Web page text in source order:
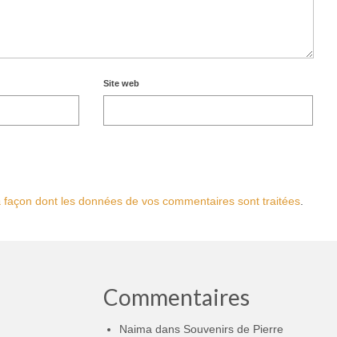
Site web
façon dont les données de vos commentaires sont traitées
Commentaires
Naima dans Souvenirs de Pierre